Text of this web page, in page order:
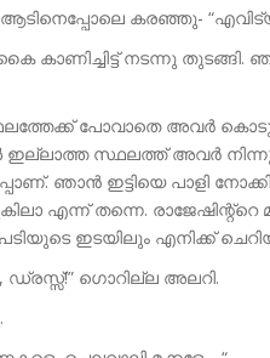
കരഞ്ഞു-
കാണിച്ചിട്ട് നടന്നു
പോവാതെ അവർ
സ്ഥലത്ത് അവർ നിന്നു.
ഞാൻ ഇട്ടിയെ പാളി
എന്ന് തന്നെ.
ഇടയിലും എനിക്ക്
ഡ്രസ്സ്!” ഗൊറില്ല അലറി.